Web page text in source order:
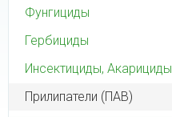
Фунгициды
Гербициды
Инсектициды, Акарициды
Прилипатели (ПАВ)